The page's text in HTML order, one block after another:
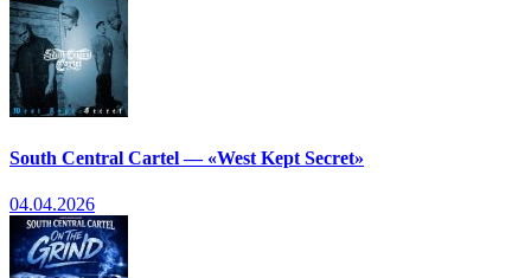
South Central Cartel — «West Kept Secret»
04.04.2026